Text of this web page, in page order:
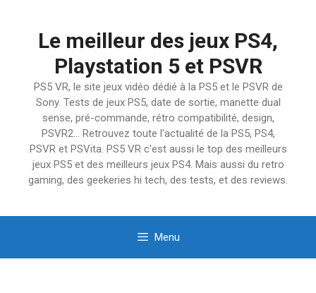
Le meilleur des jeux PS4,
Playstation 5 et PSVR
PS5 VR, le site jeux vidéo dédié à la PS5 et le PSVR de
Sony. Tests de jeux PS5, date de sortie, manette dual
sense, pré-commande, rétro compatibilité, design,
PSVR2… Retrouvez toute l'actualité de la PS5, PS4,
PSVR et PSVita. PS5 VR c'est aussi le top des meilleurs
jeux PS5 et des meilleurs jeux PS4. Mais aussi du retro
gaming, des geekeries hi tech, des tests, et des reviews.
Menu